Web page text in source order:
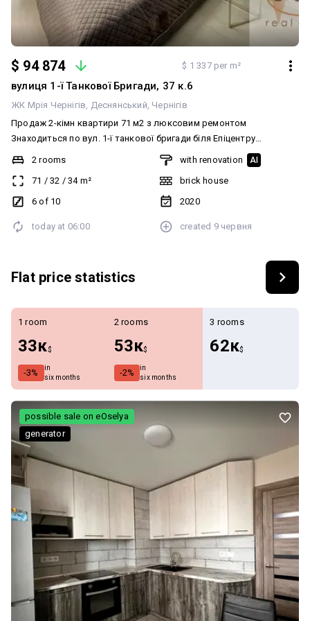
$ 94 874 $ 1 337 per m²
вулиця 1-ї Танкової Бригади, 37 к.6
ЖК Мрія Чернігів Деснянський Чернігів
Продаж 2-кімн квартири 71 м2 з люксовим ремонтом
Знаходиться по вул. 1-ї танкової бригади біля Епіцентру
Індивідуальне газове опалення Поверх 6й з 10 ти Загальна
площа 71 м2 Зроблено перепланування кухня-студія і окрема
спальня Є зручна гардеробна Ванна простора є все По всій
квартирі тепла підлога Панорамні вікна Всі матеріали якісні
кладовка та гараж з автоматичними воротами прямо в будинку
2 rooms
71 / 32 / 34m²
6 of 10
with renovation AI
brick house
2020
today at 06:00 created 9 червня
Flat price statistics
1 room
33к$
-3%
in
six months
2 rooms
53к$
-2%
in
six months
3 rooms
62к$
possible sale on eOselya
generator